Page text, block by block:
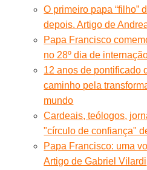
O primeiro papa “filho”
depois. Artigo de
Papa Francisco
no 28º dia de
12 anos de pontificado
caminho pela
mundo
Cardeais, teólogos,
"círculo de confiança"
Papa Francisco: uma
Artigo de Gabriel Vilardi